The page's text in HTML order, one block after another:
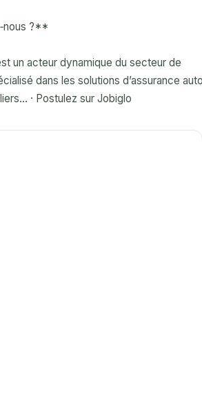
?**
un acteur dynamique du secteur de
dans les solutions d’assurance
· Postulez sur Jobiglo